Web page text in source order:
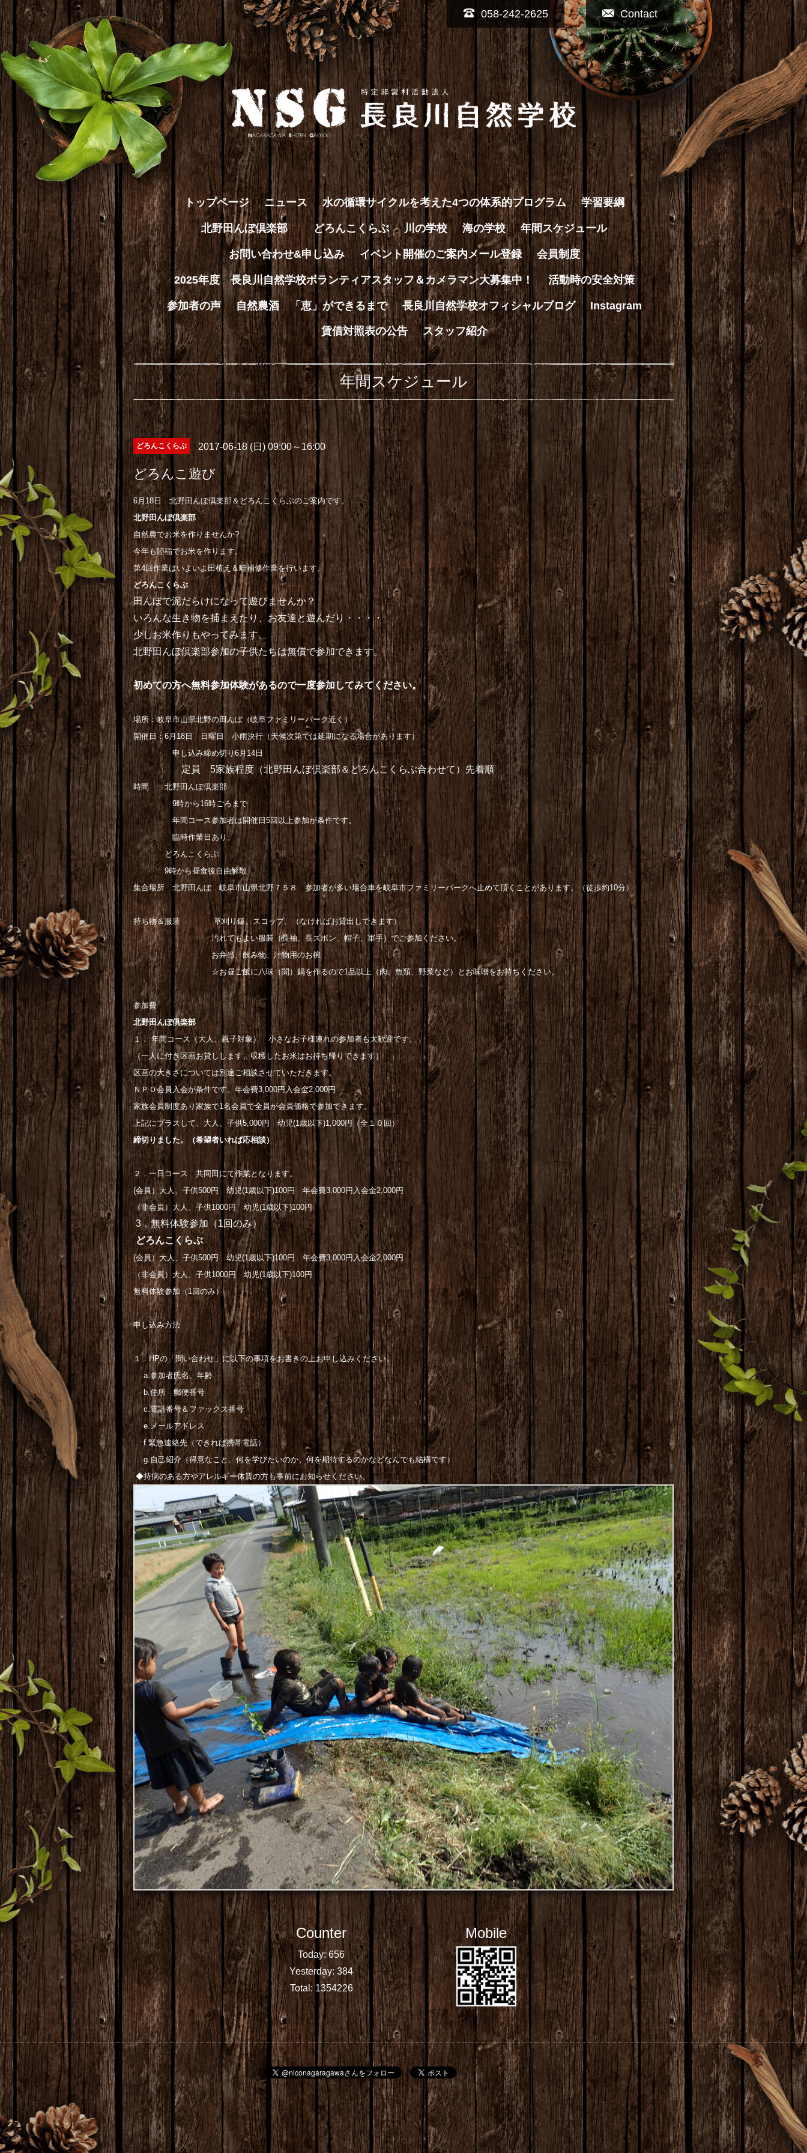
Contact
058-242-2625
トップページ ニュース 水の循環サイクルを考えた4つの体系的プログラム 学習要綱
北野田んぼ倶楽部 どろんこくらぶ 川の学校 海の学校 年間スケジュール
お問い合わせ&申し込み イベント開催のご案内メール登録 会員制度
2025年度 長良川自然学校ボランティアスタッフ＆カメラマン大募集中！ 活動時の安全対策
参加者の声 自然農酒 「恵」ができるまで 長良川自然学校オフィシャルブログ Instagram
賃借対照表の公告 スタッフ紹介
年間スケジュール
どろんこくらぶ 2017-06-18 (日) 09:00～16:00
どろんこ遊び
6月18日 北野田んぼ倶楽部＆どろんこくらぶのご案内です。
北野田んぼ倶楽部
自然農でお米を作りませんか?
今年も陸稲でお米を作ります。
第4回作業はいよいよ田植え＆畦補修作業を行います。
どろんこくらぶ
田んぼで泥だらけになって遊びませんか？
いろんな生き物を捕まえたり、お友達と遊んだり・・・・
少しお米作りもやってみます。
北野田んぼ倶楽部参加の子供たちは無償で参加できます。
初めての方へ無料参加体験があるので一度参加してみてください。
場所：岐阜市山県北野の田んぼ（岐阜ファミリーパーク近く）
開催日：6月18日 日曜日 小雨決行（天候次第では延期になる場合があります）
申し込み締め切り6月14日
定員 5家族程度（北野田んぼ倶楽部＆どろんこくらぶ合わせて）先着順
時間 北野田んぼ倶楽部
9時から16時ごろまで
年間コース参加者は開催日5回以上参加が条件です。
臨時作業日あり。
どろんこくらぶ
9時から昼食後自由解散
集合場所 北野田んぼ 岐阜市山県北野７５８ 参加者が多い場合車を岐阜市ファミリーパークへ止めて頂くことがあります。（徒歩約10分）
持ち物＆服装 草刈り鎌、スコップ、（なければお貸出しできます）
汚れてもよい服装（長袖、長ズボン、帽子、軍手）でご参加ください。
お弁当、飲み物、汁物用のお椀
☆お昼ご飯に八味（闇）鍋を作るので1品以上（肉、魚類、野菜など）とお味噌をお持ちください。
参加費
北野田んぼ倶楽部
１． 年間コース（大人、親子対象） 小さなお子様連れの参加者も大歓迎です。
（一人に付き区画お貸しします、収穫したお米はお持ち帰りできます）
区画の大きさについては別途ご相談させていただきます。
ＮＰＯ会員入会が条件です。年会費3,000円入会金2,000円
家族会員制度あり家族で1名会員で全員が会員価格で参加できます。
上記にプラスして、大人、子供5,000円 幼児(1歳以下)1,000円（全１０回）
締切りました。（希望者いれば応相談）
２．一日コース 共同田にて作業となります。
(会員）大人、子供500円 幼児(1歳以下)100円 年会費3,000円入会金2,000円
（非会員）大人、子供1000円 幼児(1歳以下)100円
3．無料体験参加（1回のみ）
どろんこくらぶ
(会員）大人、子供500円 幼児(1歳以下)100円 年会費3,000円入会金2,000円
（非会員）大人、子供1000円 幼児(1歳以下)100円
無料体験参加（1回のみ）
申し込み方法
１．HPの「問い合わせ」に以下の事項をお書きの上お申し込みください。
a.参加者氏名、年齢
b.住所 郵便番号
c.電話番号＆ファックス番号
e.メールアドレス
f.緊急連絡先（できれば携帯電話）
g.自己紹介（得意なこと、何を学びたいのか、何を期待するのかなどなんでも結構です）
◆持病のある方やアレルギー体質の方も事前にお知らせください。
Counter
Today:656
Yesterday: 384
Total:1354226
Mobile